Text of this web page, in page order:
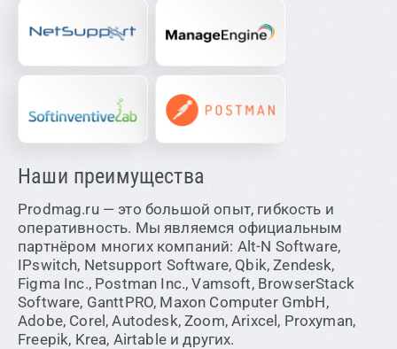
Наши преимущества
Prodmag.ru — это большой опыт, гибкость и
оперативность. Мы являемся официальным
партнёром многих компаний: Alt-N Software,
IPswitch, Netsupport Software, Qbik, Zendesk,
Figma Inc., Postman Inc., Vamsoft, BrowserStack
Software, GanttPRO, Maxon Computer GmbH,
Adobe, Corel, Autodesk, Zoom, Arixcel, Proxyman,
Freepik, Krea, Airtable и других.